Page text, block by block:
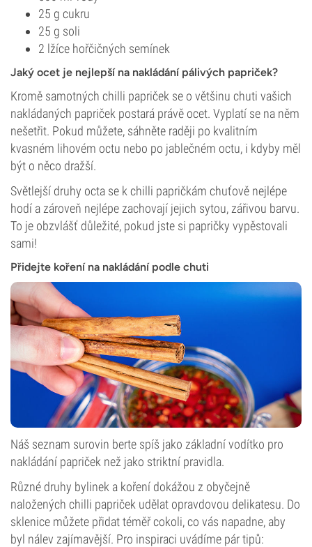
25 g cukru
25 g soli
2 lžíce hořčičných semínek
Jaký ocet je nejlepší na nakládání pálivých papriček?
Kromě samotných chilli papriček se o většinu chuti vašich
nakládaných papriček postará právě ocet. Vyplatí se na něm
nešetřit. Pokud můžete, sáhněte raději po kvalitním
kvasném lihovém octu nebo po jablečném octu, i kdyby měl
být o něco dražší.
Světlejší druhy octa se k chilli papričkám chuťově nejlépe
hodí a zároveň nejlépe zachovají jejich sytou, zářivou barvu.
To je obzvlášť důležité, pokud jste si papričky vypěstovali
sami!
Přidejte koření na nakládání podle chuti
Náš seznam surovin berte spíš jako základní vodítko pro
nakládání papriček než jako striktní pravidla.
Různé druhy bylinek a koření dokážou z obyčejně
naložených chilli papriček udělat opravdovou delikatesu. Do
sklenice můžete přidat téměř cokoli, co vás napadne, aby
byl nálev zajímavější. Pro inspiraci uvádíme pár tipů: